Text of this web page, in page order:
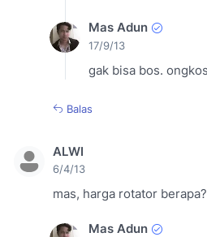
Mas Adun
17/9/13
gak bisa bos.
Balas
ALWI
6/4/13
mas, harga rotator berapa?
Mas Adun